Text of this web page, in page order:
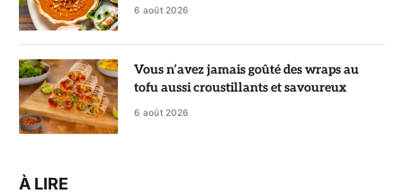
6 août 2026
Vous n’avez jamais goûté des wraps au
tofu aussi croustillants et savoureux
6 août 2026
À LIRE